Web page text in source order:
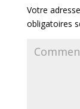
Votre
obligatoires